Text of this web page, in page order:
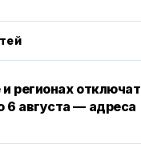
регионах отключат
6 августа — адреса